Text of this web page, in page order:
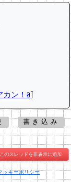
カン！0
書き込み
このスレッドを非表示に追加
ッキーポリシー